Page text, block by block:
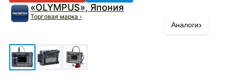
«OLYMPUS», Япония
Торговая марка ›
Аналоги›